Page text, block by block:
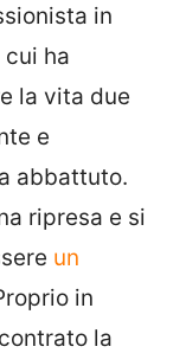
in
cui ha
la vita due
e
abbattuto.
ripresa e si
un
in
la